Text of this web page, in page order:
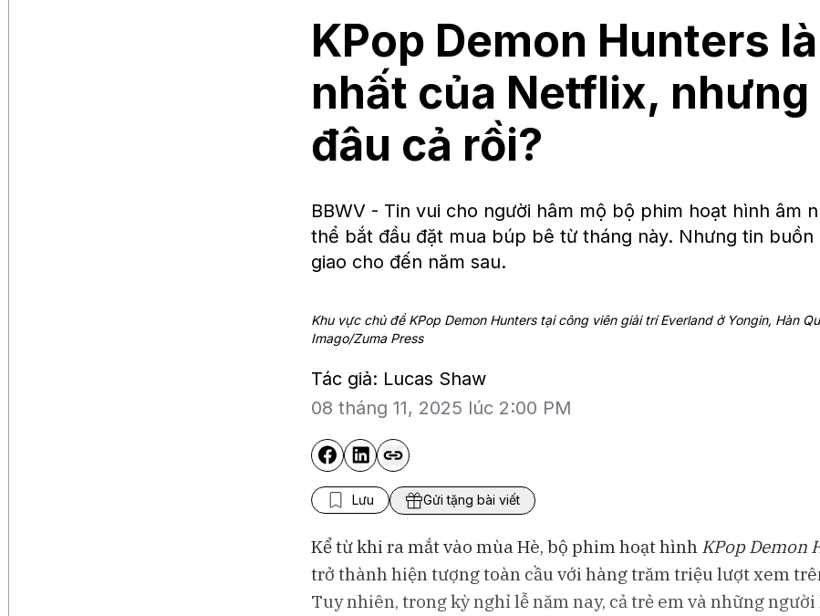
KPop Demon Hunters
nhất của Netflix, nhưng
đâu cả rồi?
BBWV - Tin vui cho người hâm mộ bộ phim hoạt hình âm
thể bắt đầu đặt mua búp bê từ tháng này. Nhưng tin buồn
giao cho đến năm sau.
Khu vực chủ đề KPop Demon Hunters tại công viên giải trí Everland ở Yongin, Hàn
Imago/Zuma Press
Tác giả: Lucas Shaw
08 tháng 11, 2025 lúc 2:00 PM
Lưu Gửi tặng bài viết
Kể từ khi ra mắt vào mùa Hè, bộ phim hoạt hình KPop Demon
trở thành hiện tượng toàn cầu với hàng trăm triệu lượt xem
Tuy nhiên, trong kỳ nghỉ lễ năm nay, cả trẻ em và những
Bloomberg Television
Lo ngại an ninh mạng sau các
Bloomberg
CEO Uber: